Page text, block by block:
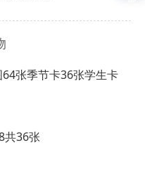
64张季节卡36张学生卡
共36张